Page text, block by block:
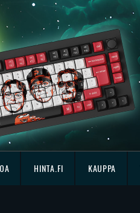
HINTA.FI KAUPPA